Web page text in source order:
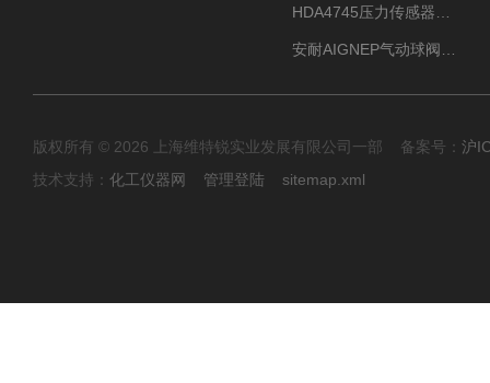
版权所有 © 2026 上海维特锐实业发展有限公司一部 备案号： 沪
技术支持： 化工仪器网 管理登陆 sitemap.xml